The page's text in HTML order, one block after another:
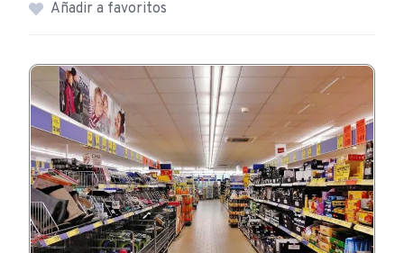
Añadir a favoritos